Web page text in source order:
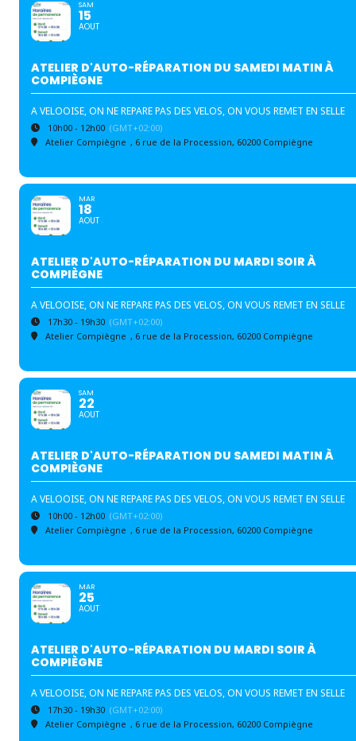
SAM
15
AOUT
ATELIER D'AUTO-RÉPARATION DU SAMEDI MATIN À
COMPIÈGNE
A VELOOISE, ON NE REPARE PAS DES VELOS, ON VOUS REMET EN SELLE
10h00 - 12h00 (GMT+02:00)
Atelier Compiègne , 6 rue de la Procession, 60200 Compiègne
MAR
18
AOUT
ATELIER D'AUTO-RÉPARATION DU MARDI SOIR À
COMPIÈGNE
A VELOOISE, ON NE REPARE PAS DES VELOS, ON VOUS REMET EN SELLE
17h30 - 19h30 (GMT+02:00)
Atelier Compiègne , 6 rue de la Procession, 60200 Compiègne
SAM
22
AOUT
ATELIER D'AUTO-RÉPARATION DU SAMEDI MATIN À
COMPIÈGNE
A VELOOISE, ON NE REPARE PAS DES VELOS, ON VOUS REMET EN SELLE
10h00 - 12h00 (GMT+02:00)
Atelier Compiègne , 6 rue de la Procession, 60200 Compiègne
MAR
25
AOUT
ATELIER D'AUTO-RÉPARATION DU MARDI SOIR À
COMPIÈGNE
A VELOOISE, ON NE REPARE PAS DES VELOS, ON VOUS REMET EN SELLE
17h30 - 19h30 (GMT+02:00)
Atelier Compiègne , 6 rue de la Procession, 60200 Compiègne